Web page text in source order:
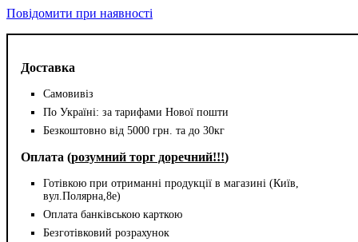
Доставка
Самовивіз
По Україні: за тарифами Нової пошти
Безкоштовно від 5000 грн. та до 30кг
Оплата (розумний торг доречний!!!)
Готівкою при отриманні продукції в магазині (Київ,
вул.Полярна,8е)
Оплата банківською карткою
Безготівковий розрахунок
Повідомити при наявності